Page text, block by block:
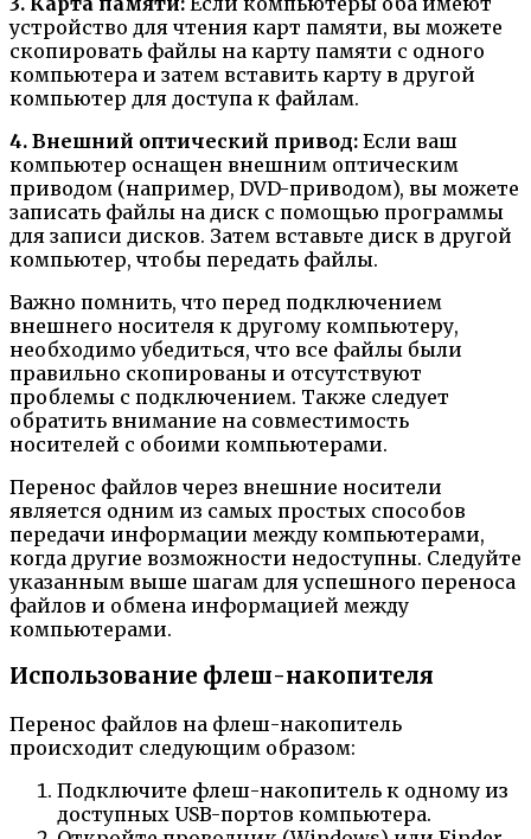
устройство для чтения карт памяти, вы можете
скопировать файлы на карту памяти с одного
компьютера и затем вставить карту в другой
компьютер для доступа к файлам.
4. Внешний оптический привод: Если ваш
компьютер оснащен внешним оптическим
приводом (например, DVD-приводом), вы можете
записать файлы на диск с помощью программы
для записи дисков. Затем вставьте диск в другой
компьютер, чтобы передать файлы.
Важно помнить, что перед подключением
внешнего носителя к другому компьютеру,
необходимо убедиться, что все файлы были
правильно скопированы и отсутствуют
проблемы с подключением. Также следует
обратить внимание на совместимость
носителей с обоими компьютерами.
Перенос файлов через внешние носители
является одним из самых простых способов
передачи информации между компьютерами,
когда другие возможности недоступны. Следуйте
указанным выше шагам для успешного переноса
файлов и обмена информацией между
компьютерами.
Использование флеш-накопителя
Перенос файлов на флеш-накопитель
происходит следующим образом:
Подключите флеш-накопитель к одному из
доступных USB-портов компьютера.